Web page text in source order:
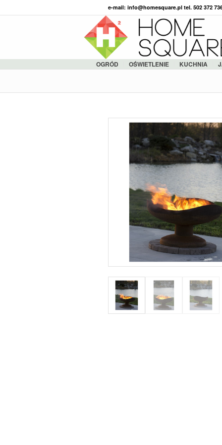
e-mail: info@homesquare.pl tel. 502 372
OGRÓD OŚWIETLENIE KUCHNIA